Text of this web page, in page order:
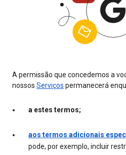
A permissão que concedemos a
nossos Serviços permanecerá
a estes termos;
aos termos adicionais
pode, por exemplo, incluir